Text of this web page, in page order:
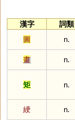
漢字
詞類
圖
n.
畫
n.
矩 n.
綆
n.